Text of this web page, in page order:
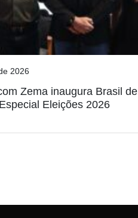
2026
Zema inaugura Brasil de
Eleições 2026